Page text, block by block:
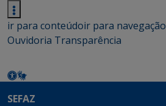
ir para conteúdoir para navegação
Ouvidoria Transparência
SEFAZ